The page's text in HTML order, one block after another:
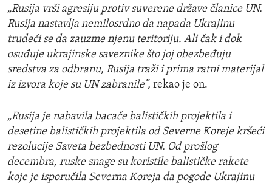
„Rusija vrši agresiju protiv suverene države članice UN.
Rusija nastavlja nemilosrdno da napada Ukrajinu
trudeći se da zauzme njenu teritoriju. Ali čak i dok
osuđuje ukrajinske saveznike što joj obezbeđuju
sredstva za odbranu, Rusija traži i prima ratni materijal
iz izvora koje su UN zabranile”, rekao je on.
„Rusija je nabavila bacače balističkih projektila i
desetine balističkih projektila od Severne Koreje kršeći
rezolucije Saveta bezbednosti UN. Od prošlog
decembra, ruske snage su koristile balističke rakete
koje je isporučila Severna Koreja da pogode Ukrajinu